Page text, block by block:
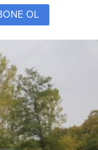
OL